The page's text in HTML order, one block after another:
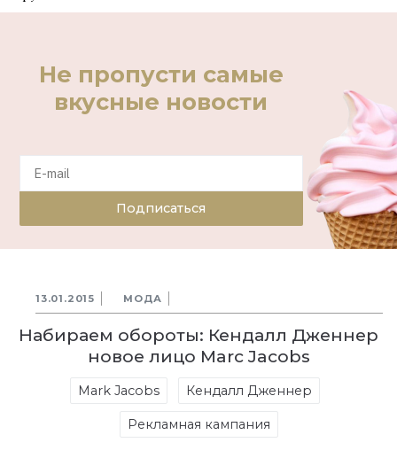
Не пропусти самые
вкусные новости
Подписаться
13.01.2015 МОДА
Набираем обороты: Кендалл Дженнер
новое лицо Marc Jacobs
Mark Jacobs Кендалл Дженнер
Рекламная кампания